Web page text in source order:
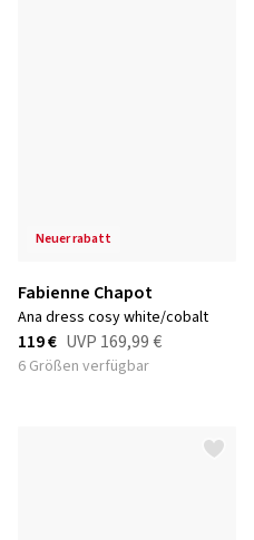
neuer rabatt
Fabienne Chapot
ana dress cosy white/cobalt
119 € UVP 169,99 €
6 Größen verfügbar